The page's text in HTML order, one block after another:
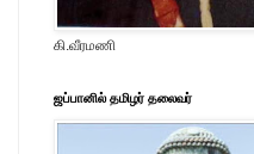
கி.வீரமணி
ஜப்பானில் தமிழர் தலைவர்